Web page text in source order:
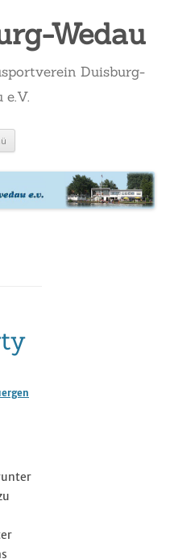
Wedau
Duisburg-
e.V.
Zum
springen